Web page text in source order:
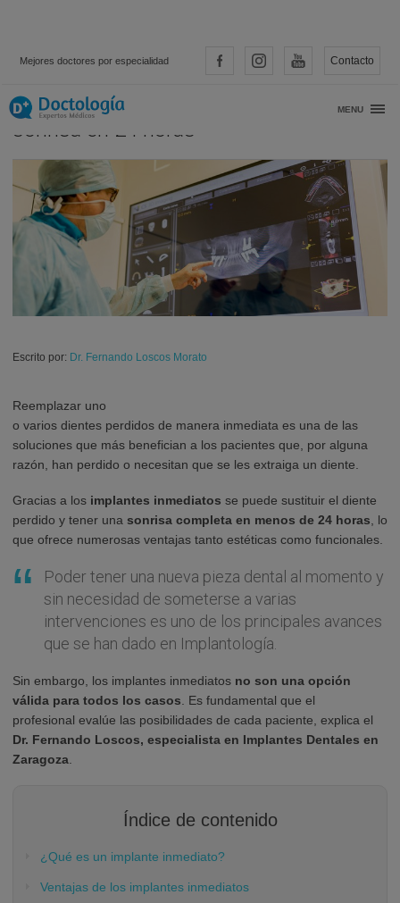
Mejores doctores por especialidad Contacto
MENU
Implantes inmediatos: recupera tu
sonrisa en 24 horas
Escrito por: Dr. Fernando Loscos Morato
Reemplazar uno
o varios dientes perdidos de manera inmediata es una de las
soluciones que más benefician a los pacientes que, por alguna
razón, han perdido o necesitan que se les extraiga un diente.
Gracias a los implantes inmediatos se puede sustituir el diente
perdido y tener una sonrisa completa en menos de 24 horas , lo
que ofrece numerosas ventajas tanto estéticas como funcionales.
Poder tener una nueva pieza dental al momento y
sin necesidad de someterse a varias
intervenciones es uno de los principales avances
que se han dado en Implantología.
Sin embargo, los implantes inmediatos no son una opción
válida para todos los casos . Es fundamental que el
profesional evalúe las posibilidades de cada paciente, explica el
Dr. Fernando Loscos, especialista en Implantes Dentales en
Zaragoza
Índice de contenido
¿Qué es un implante inmediato?
Ventajas de los implantes inmediatos